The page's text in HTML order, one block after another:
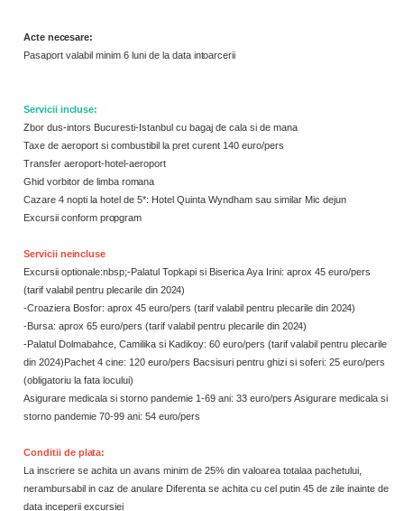
Acte necesare:
Pasaport valabil minim 6 luni de la data intoarcerii
Servicii incluse:
Zbor dus-intors Bucuresti-Istanbul cu bagaj de cala si de mana
Taxe de aeroport si combustibil la pret curent 140 euro/pers
Transfer aeroport-hotel-aeroport
Ghid vorbitor de limba romana
Cazare 4 nopti la hotel de 5*: Hotel Quinta Wyndham sau similar Mic dejun
Excursii conform propgram
Servicii neincluse
Excursii optionale:nbsp;-Palatul Topkapi si Biserica Aya Irini: aprox 45 euro/pers
(tarif valabil pentru plecarile din 2024)
-Croaziera Bosfor: aprox 45 euro/pers (tarif valabil pentru plecarile din 2024)
-Bursa: aprox 65 euro/pers (tarif valabil pentru plecarile din 2024)
-Palatul Dolmabahce, Camilika si Kadikoy: 60 euro/pers (tarif valabil pentru plecarile
din 2024)Pachet 4 cine: 120 euro/pers Bacsisuri pentru ghizi si soferi: 25 euro/pers
(obligatoriu la fata locului)
Asigurare medicala si storno pandemie 1-69 ani: 33 euro/pers Asigurare medicala si
storno pandemie 70-99 ani: 54 euro/pers
Conditii de plata:
La inscriere se achita un avans minim de 25% din valoarea totalaa pachetului,
nerambursabil in caz de anulare Diferenta se achita cu cel putin 45 de zile inainte de
data inceperii excursiei